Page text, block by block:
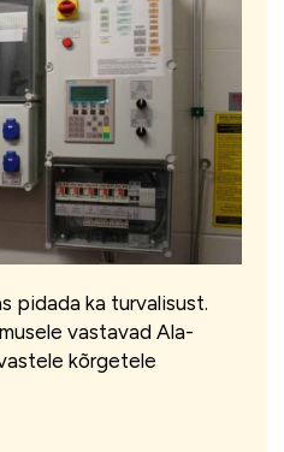
pidada ka turvalisust.
vastavad Ala-
kõrgetele